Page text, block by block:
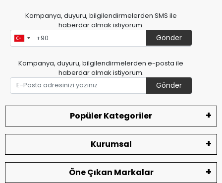
Kampanya, duyuru, bilgilendirmelerden SMS ile
haberdar olmak istiyorum.
Gönder
Kampanya, duyuru, bilgilendirmelerden e-posta ile
haberdar olmak istiyorum.
Gönder
Popüler Kategoriler
Kurumsal
Öne Çıkan Markalar